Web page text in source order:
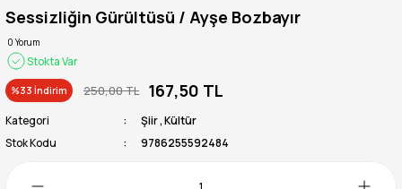
Sessizliğin Gürültüsü / Ayşe Bozbayır
0 Yorum
Stokta Var
%33 İndirim 250,00 TL 167,50 TL
Kategori Şiir,Kültür
Stok Kodu
9786255592484